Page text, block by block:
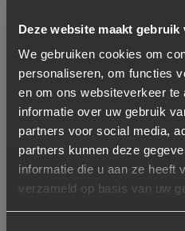
Deze website maakt gebruik
We gebruiken cookies om
personaliseren, om functies
en om ons websiteverkeer
informatie over uw gebruik
partners voor social media,
partners kunnen deze
informatie die u aan ze heeft
verzameld op basis van uw
100 cm
Hoogte
35 cm
22 kg